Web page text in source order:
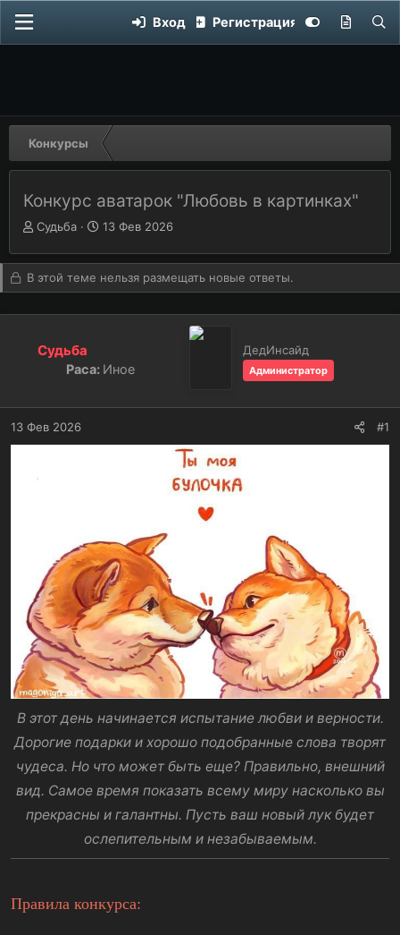
Вход Регистрация
Конкурсы
Конкурс аватарок "Любовь в картинках"
Автор темы
А
о
р
м
Судьба Дата начала
Д
а
н
л
а
13 Фев 2026
В этой теме нельзя размещать новые ответы.
Судьба
Раса: Иное
ДедИнсайд
Администратор
13 Фев 2026 #1
В этот день начинается испытание любви и верности.
Дорогие подарки и хорошо подобранные слова творят
чудеса. Но что может быть еще? Правильно, внешний
вид. Самое время показать всему миру насколько вы
прекрасны и галантны. Пусть ваш новый лук будет
ослепительным и незабываемым.
Правила конкурса: